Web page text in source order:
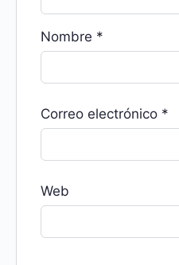
Nombre *
Correo electrónico *
Web